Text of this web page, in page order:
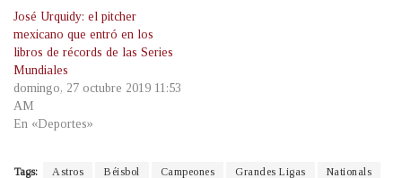
José Urquidy: el pitcher
mexicano que entró en los
libros de récords de las Series
Mundiales
domingo, 27 octubre 2019 11:53
AM
En «Deportes»
Tags: Astros Béisbol Campeones Grandes Ligas Nationals